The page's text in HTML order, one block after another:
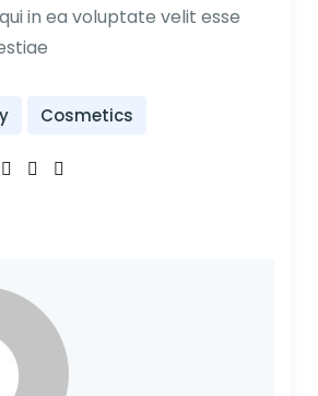
in ea voluptate velit esse
Cosmetics